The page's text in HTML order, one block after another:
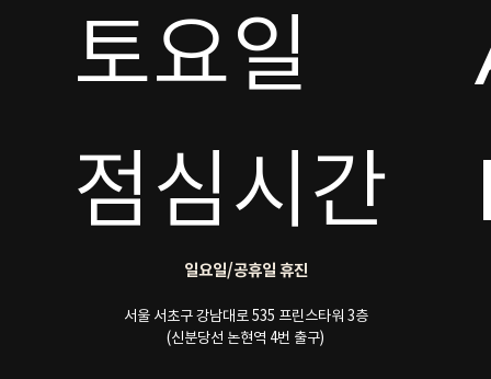
토요일
점심시간
일요일/공휴일 휴진
서울 서초구 강남대로 535 프린스타워 3층
(신분당선 논현역 4번 출구)